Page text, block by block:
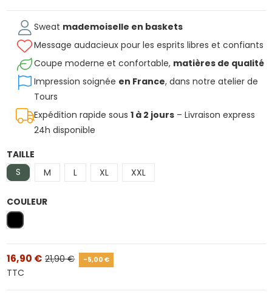
Sweat mademoiselle en baskets
Message audacieux pour les esprits libres et confiants
Coupe moderne et confortable, matières de qualité
Impression soignée en France, dans notre atelier de
Tours
Expédition rapide sous 1 à 2 jours– Livraison express
24h disponible
TAILLE
S
M L XL XXL
COULEUR
Noir
16,90 € 21,90 € -5,00 €
TTC